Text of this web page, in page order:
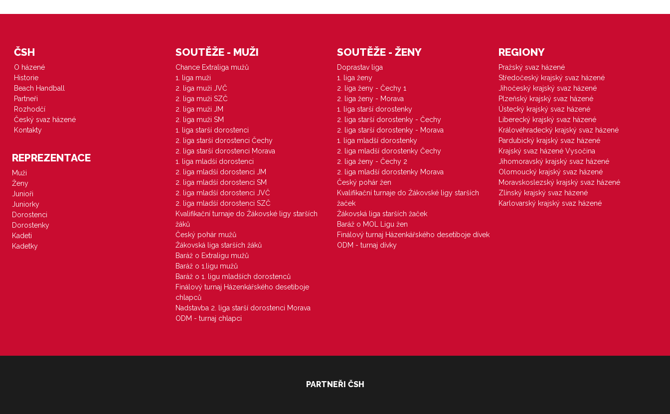
ČSH
O házené
Historie
Beach Handball
Partneři
Rozhodčí
Český svaz házené
Kontakty
REPREZENTACE
Muži
Ženy
Junioři
Juniorky
Dorostenci
Dorostenky
Kadeti
Kadetky
SOUTĚŽE - MUŽI
Chance Extraliga mužů
1. liga muži
2. liga muži JVČ
2. liga muži SZČ
2. liga muži JM
2. liga muži SM
1. liga starší dorostenci
2. liga starší dorostenci Čechy
2. liga starší dorostenci Morava
1. liga mladší dorostenci
2. liga mladší dorostenci JM
2. liga mladší dorostenci SM
2. liga mladší dorostenci JVČ
2. liga mladší dorostenci SZČ
Kvalifikační turnaje do Žákovské ligy starších
žáků
Český pohár mužů
Žákovská liga starších žáků
Baráž o Extraligu mužů
Baráž o 1.ligu mužů
Baráž o 1. ligu mladších dorostenců
Finálový turnaj Házenkářského desetiboje
chlapců
Nadstavba 2. liga starší dorostenci Morava
ODM - turnaj chlapci
SOUTĚŽE - ŽENY
Doprastav liga
1. liga ženy
2. liga ženy - Čechy 1
2. liga ženy - Morava
1. liga starší dorostenky
2. liga starší dorostenky - Čechy
2. liga starší dorostenky - Morava
1. liga mladší dorostenky
2. liga mladší dorostenky Čechy
2. liga ženy - Čechy 2
2. liga mladší dorostenky Morava
Český pohár žen
Kvalifikační turnaje do Žákovské ligy starších
žaček
Žákovská liga starších žaček
Baráž o MOL Ligu žen
Finálový turnaj Házenkářského desetiboje dívek
ODM - turnaj dívky
REGIONY
Pražský svaz házené
Středočeský krajský svaz házené
Jihočeský krajský svaz házené
Plzeňský krajský svaz házené
Ústecký krajský svaz házené
Liberecký krajský svaz házené
Královéhradecký krajský svaz házené
Pardubický krajský svaz házené
Krajský svaz házené Vysočina
Jihomoravský krajský svaz házené
Olomoucký krajský svaz házené
Moravskoslezský krajský svaz házené
Zlínský krajský svaz házené
Karlovarský krajský svaz házené
PARTNEŘI ČSH